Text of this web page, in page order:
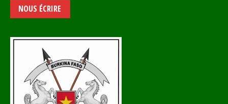
NOUS ÉCRIRE